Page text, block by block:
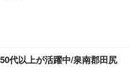
代以上が活躍中/泉南郡田尻